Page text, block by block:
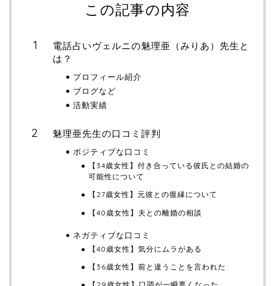
この記事の内容
電話占いヴェルニの魅理亜（みりあ）先生と
は？
プロフィール紹介
ブログなど
活動実績
魅理亜先生の口コミ評判
ポジティブな口コミ
【34歳女性】付き合っている彼氏との結婚の
可能性について
【27歳女性】元彼との復縁について
【40歳女性】夫との離婚の相談
ネガティブな口コミ
【40歳女性】気分にムラがある
【36歳女性】前と違うことを言われた